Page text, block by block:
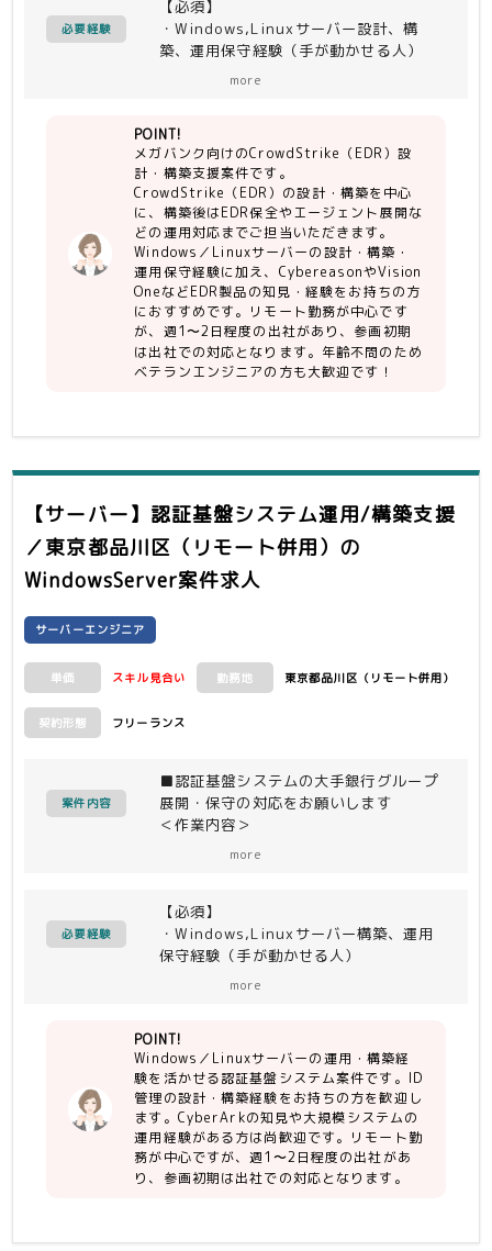
・構築リーダー/有識者の指示のもと設
計/構築を実施する
・構築後はEDR保全やエージェント展開
などの運用対応を行う
必要経験
【必須】
・Windows,Linuxサーバー設計、構
築、運用保守経験（手が動かせる人）
とEDRの知見が無い方とペアという形で
も可
・チーム内外、お客様と円滑にコミュニ
ケーション出来る能力
・課題を見つけ出し、ソリューションに
変えて行ける提案能力
【尚可】
・CrowdStrikeの知見・経験
more
POINT!
メガバンク向けのCrowdStrike（EDR）設
計・構築支援案件です。
CrowdStrike（EDR）の設計・構築を中心
に、構築後はEDR保全やエージェント展開な
どの運用対応までご担当いただきます。
Windows／Linuxサーバーの設計・構築・
運用保守経験に加え、CybereasonやVision
OneなどEDR製品の知見・経験をお持ちの方
におすすめです。リモート勤務が中心です
が、週1〜2日程度の出社があり、参画初期
は出社での対応となります。年齢不問のため
ベテランエンジニアの方も大歓迎です！
【サーバー】認証基盤システム運用/構築支援
／東京都品川区（リモート併用） の
WindowsServer案件求人
サーバーエンジニア
単価 スキル見合い 勤務地 東京都品川区（リモート併用）
契約形態 フリーランス
案件内容
■認証基盤システムの大手銀行グループ
展開・保守の対応をお願いします
＜作業内容＞
・サーバOSに対するセキュリティ認証
基盤（cyberark）導入・保守
・上記に関わる詳細設計書や評価報告書
等、ドキュメント作成
more
必要経験
【必須】
・Windows,Linuxサーバー構築、運用
保守経験（手が動かせる人）
ケーション出来る能力
・課題を見つけ出し、ソリューションに
変えて行ける提案能力
【尚可】
・数百?数千台のサーバを擁する大規模
システムに携わった経験
more
POINT!
Windows／Linuxサーバーの運用・構築経
験を活かせる認証基盤システム案件です。ID
管理の設計・構築経験をお持ちの方を歓迎し
ます。CyberArkの知見や大規模システムの
運用経験がある方は尚歓迎です。リモート勤
務が中心ですが、週1〜2日程度の出社があ
り、参画初期は出社での対応となります。